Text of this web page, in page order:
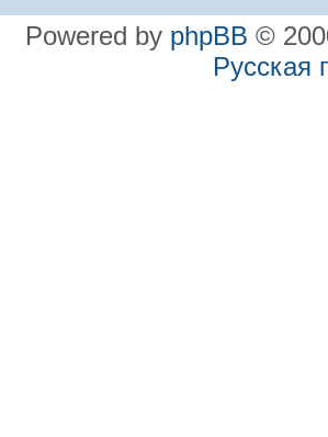
Powered by phpBB ©
Русская